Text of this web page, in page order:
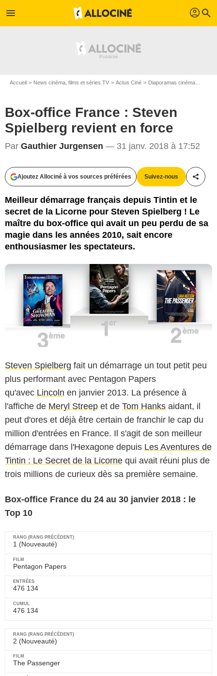
menu profil search
Accueil News cinéma, films et séries TV Actus Ciné Diaporamas cinéma
Box-office France : Steven
Spielberg revient en force
Par Gauthier Jurgensen — 31 janv. 2018 à 17:52
Ajoutez Allociné à vos sources préférées Suivez-nous
Meilleur démarrage français depuis Tintin et le
secret de la Licorne pour Steven Spielberg ! Le
maître du box-office qui avait un peu perdu de sa
magie dans les années 2010, sait encore
enthousiasmer les spectateurs.
Twentieth Century Fox France / Universal Pictures International France /
Steven Spielberg fait un démarrage un tout petit peu
plus performant avec Pentagon Papers
qu'avec Lincoln en janvier 2013. La présence à
l'affiche de Meryl Streep et de Tom Hanks aidant, il
peut d'ores et déjà être certain de franchir le cap du
million d'entrées en France. Il s'agit de son meilleur
démarrage dans l'Hexagone depuis Les Aventures de
Tintin : Le Secret de la Licorne qui avait réuni plus de
trois millions de curieux dès sa première semaine.
Box-office France du 24 au 30 janvier 2018 : le
Top 10
1 (Nouveauté)
Pentagon Papers
476 134
476 134
2 (Nouveauté)
The Passenger